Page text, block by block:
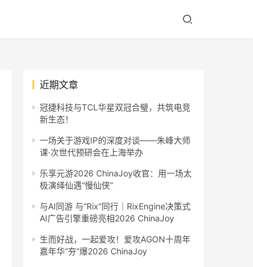
近期文章
冠捷科技与TCL华星双冠合璧，共筑电竞
新生态！
一场关于游戏IP的深度对谈——朱峰大师
课·次世代预研会在上海举办
乐享元游2026 ChinaJoy收官：用一场太
极演绎仙遇“慢仙侠”
与AI同游 与“Rix”同行｜RixEngine决策式
AI广告引擎重磅亮相2026 ChinaJoy
生而好战，一起爱攻！爱攻AGON十周年
嘉年华“夯”爆2026 ChinaJoy